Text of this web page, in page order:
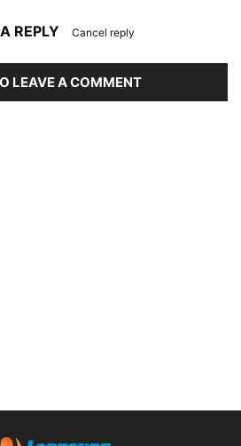
REPLY Cancel reply
LEAVE A COMMENT